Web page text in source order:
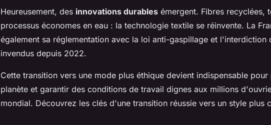
Heureusement, des innovations durables émergent. Fibres recyclées,
processus économes en eau : la technologie textile se réinvente. La
également sa réglementation avec la loi anti-gaspillage et l'interdiction
invendus depuis 2022.
Cette transition vers une mode plus éthique devient indispensable
planète et garantir des conditions de travail dignes aux millions
mondial. Découvrez les clés d'une transition réussie vers un style plus